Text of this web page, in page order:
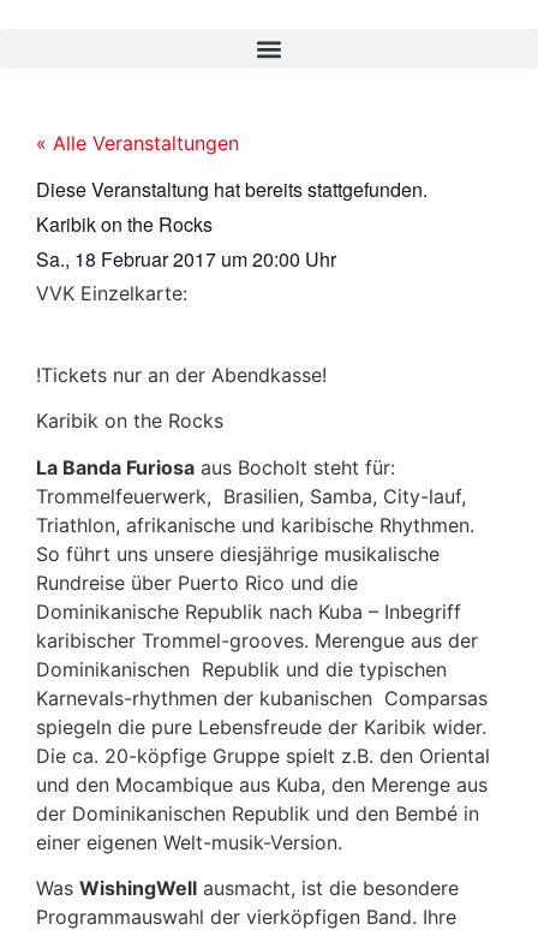
« Alle Veranstaltungen
Diese Veranstaltung hat bereits stattgefunden.
Karibik on the Rocks
Sa., 18 Februar 2017 um20:00 Uhr
VVK Einzelkarte:
!Tickets nur an der Abendkasse!
Karibik on the Rocks
La Banda Furiosa aus Bocholt steht für:
Trommelfeuerwerk, Brasilien, Samba, City-lauf,
Triathlon, afrikanische und karibische Rhythmen.
So führt uns unsere diesjährige musikalische
Rundreise über Puerto Rico und die
Dominikanische Republik nach Kuba – Inbegriff
karibischer Trommel-grooves. Merengue aus der
Dominikanischen Republik und die typischen
Karnevals-rhythmen der kubanischen Comparsas
spiegeln die pure Lebensfreude der Karibik wider.
Die ca. 20-köpfige Gruppe spielt z.B. den Oriental
und den Mocambique aus Kuba, den Merenge aus
der Dominikanischen Republik und den Bembé in
einer eigenen Welt-musik-Version.
Was WishingWell ausmacht, ist die besondere
Programmauswahl der vierköpfigen Band. Ihre